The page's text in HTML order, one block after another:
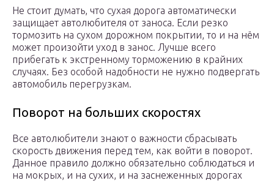
Не стоит думать, что сухая дорога автоматически
защищает автолюбителя от заноса. Если резко
тормозить на сухом дорожном покрытии, то и на нём
может произойти уход в занос. Лучше всего
прибегать к экстренному торможению в крайних
случаях. Без особой надобности не нужно подвергать
автомобиль перегрузкам.
Поворот на больших скоростях
Все автолюбители знают о важности сбрасывать
скорость движения перед тем, как войти в поворот.
Данное правило должно обязательно соблюдаться и
на мокрых, и на сухих, и на заснеженных дорогах